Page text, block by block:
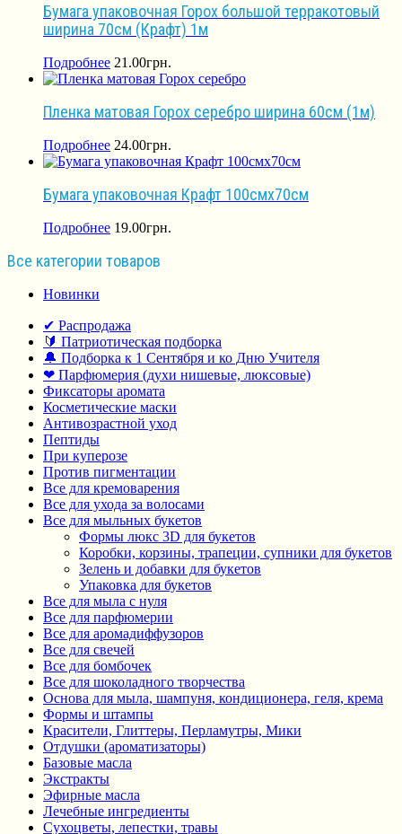
Бумага упаковочная Горох большой терракотовый
ширина 70см (Крафт) 1м
Подробнее 21.00грн.
Пленка матовая Горох серебро ширина 60см (1м)
Подробнее 24.00грн.
Бумага упаковочная Крафт 100смх70см
Подробнее 19.00грн.
Все категории товаров
Новинки
✔ Распродажа
🔰 Патриотическая подборка
🔔 Подборка к 1 Сентября и ко Дню Учителя
❤ Парфюмерия (духи нишевые, люксовые)
Фиксаторы аромата
Косметические маски
Антивозрастной уход
Пептиды
При куперозе
Против пигментации
Все для кремоварения
Все для ухода за волосами
Все для мыльных букетов
Формы люкс 3D для букетов
Коробки, корзины, трапеции, супники для букетов
Зелень и добавки для букетов
Упаковка для букетов
Все для мыла с нуля
Все для парфюмерии
Все для аромадиффузоров
Все для свечей
Все для бомбочек
Все для шоколадного творчества
Основа для мыла, шампуня, кондиционера, геля, крема
Формы и штампы
Красители, Глиттеры, Перламутры, Мики
Отдушки (ароматизаторы)
Базовые масла
Экстракты
Эфирные масла
Лечебные ингредиенты
Сухоцветы, лепестки, травы